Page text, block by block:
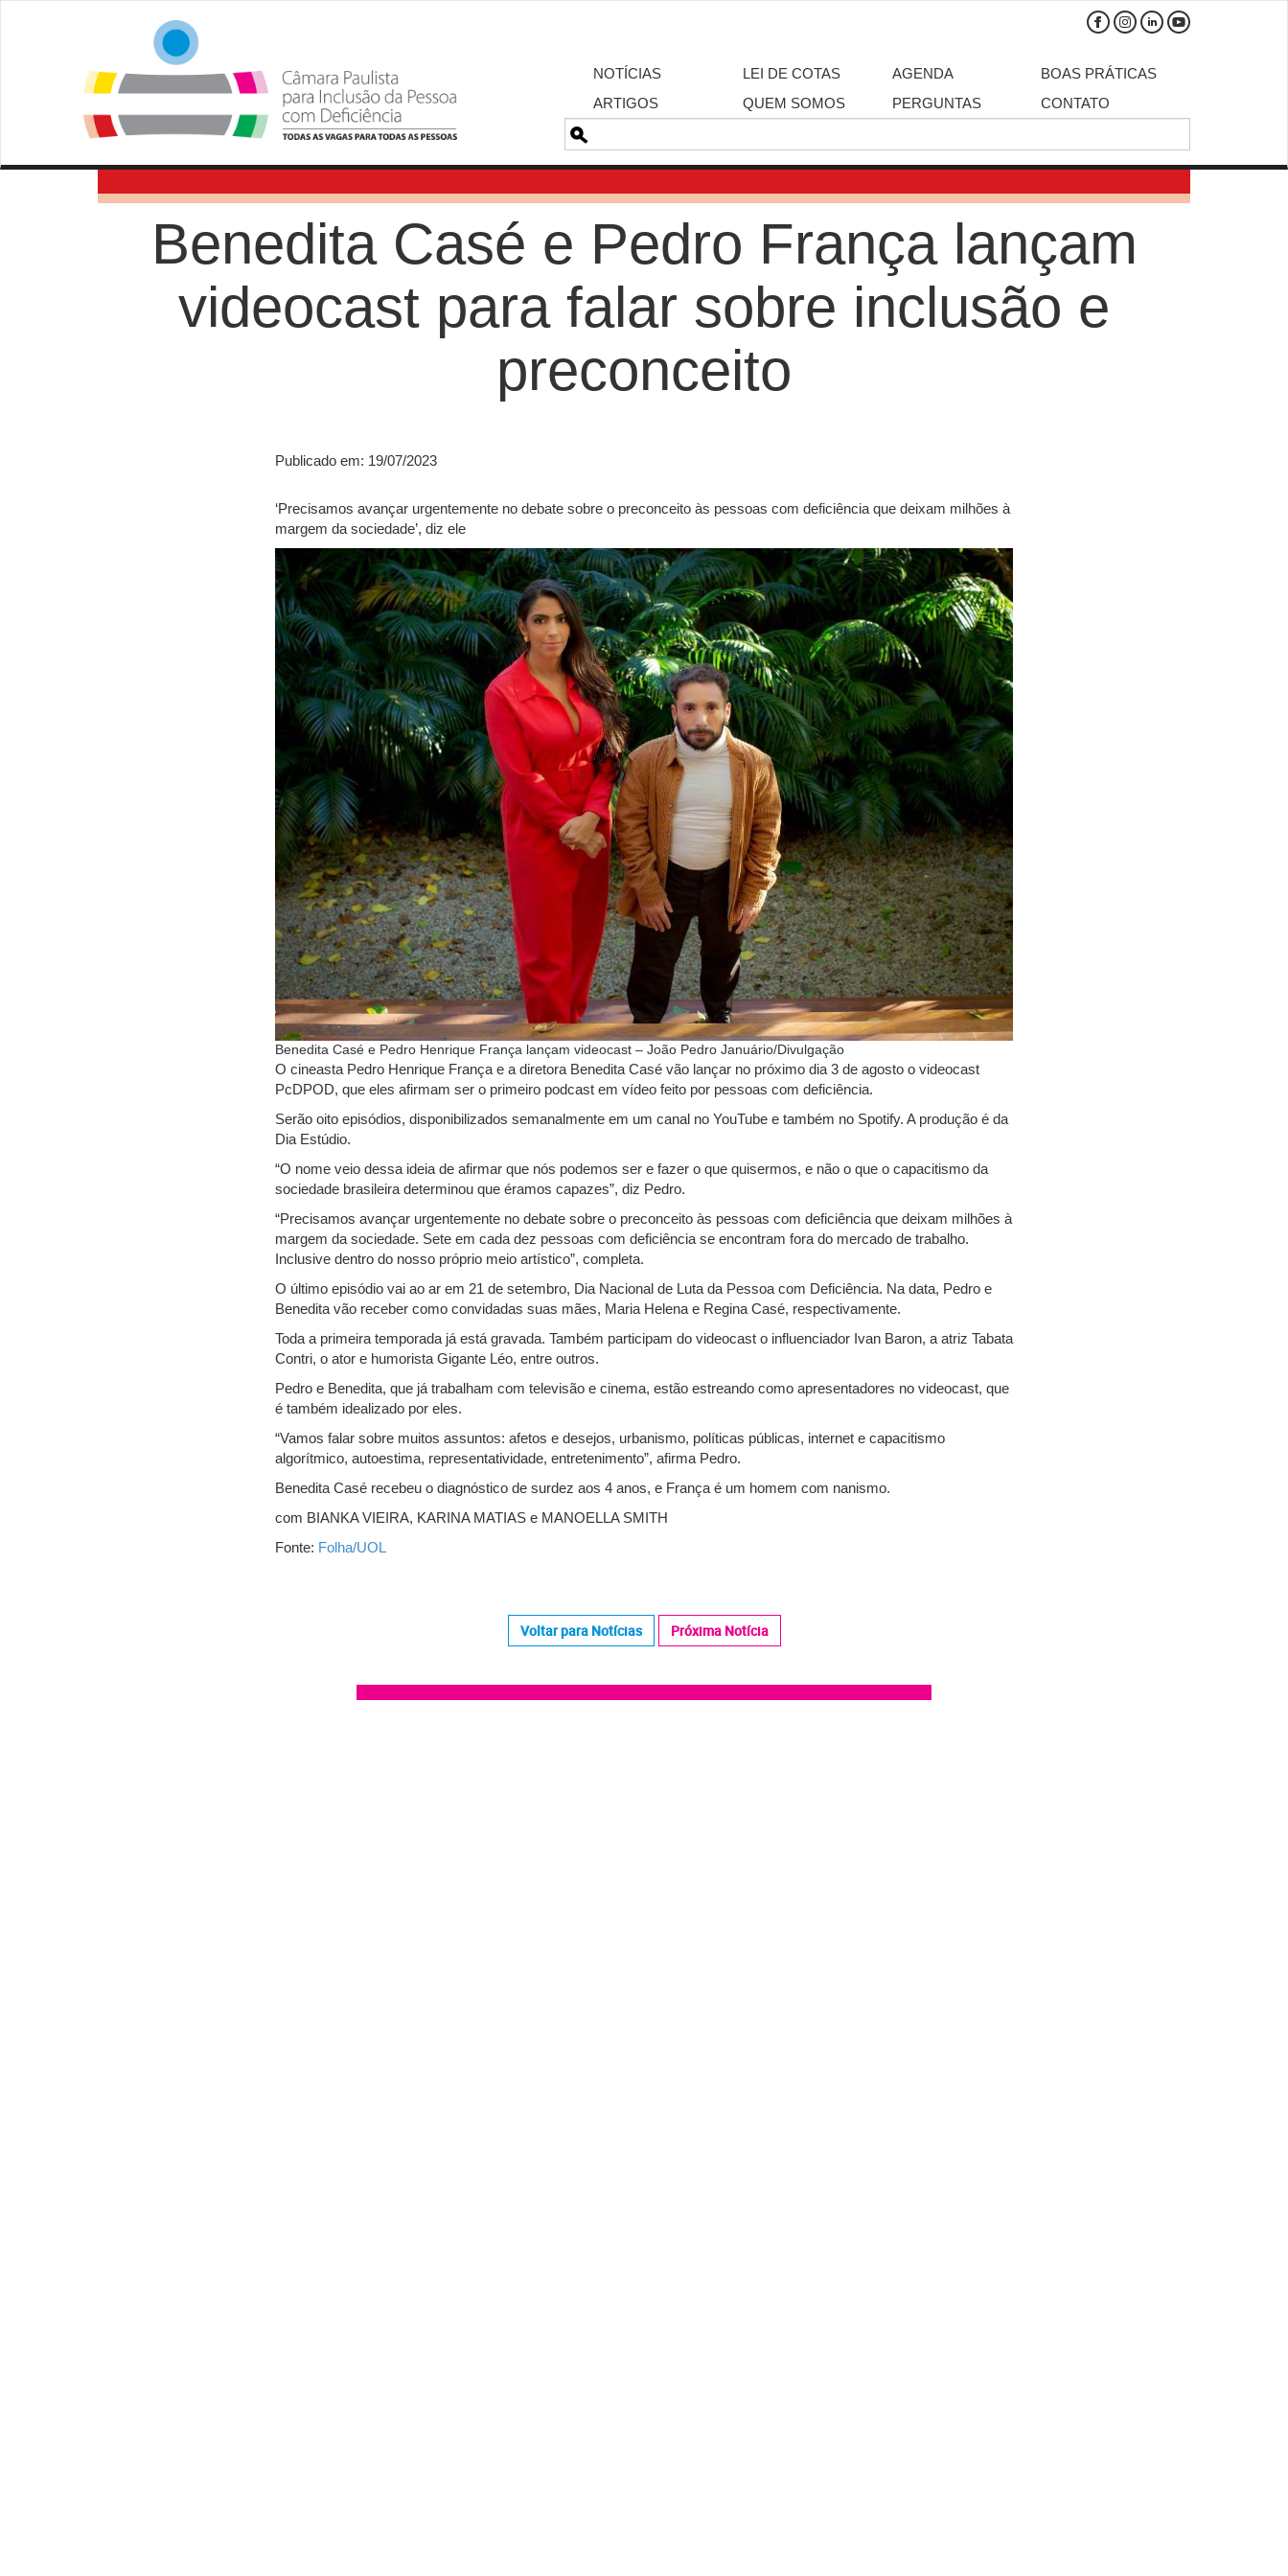
NOTÍCIAS LEI DE COTAS AGENDA
BOAS PRÁTICAS
ARTIGOS
QUEM SOMOS PERGUNTAS CONTATO
Pesquisa
Benedita Casé e Pedro França lançam
videocast para falar sobre inclusão e
preconceito
Publicado em: 19/07/2023
‘Precisamos avançar urgentemente no debate sobre o preconceito às pessoas com deficiência que deixam milhões à
margem da sociedade’, diz ele
Benedita Casé e Pedro Henrique França lançam videocast – João Pedro Januário/Divulgação
O cineasta Pedro Henrique França e a diretora Benedita Casé vão lançar no próximo dia 3 de agosto o videocast
PcDPOD, que eles afirmam ser o primeiro podcast em vídeo feito por pessoas com deficiência.
Serão oito episódios, disponibilizados semanalmente em um canal no YouTube e também no Spotify. A produção é da
Dia Estúdio.
“O nome veio dessa ideia de afirmar que nós podemos ser e fazer o que quisermos, e não o que o capacitismo da
sociedade brasileira determinou que éramos capazes”, diz Pedro.
“Precisamos avançar urgentemente no debate sobre o preconceito às pessoas com deficiência que deixam milhões à
margem da sociedade. Sete em cada dez pessoas com deficiência se encontram fora do mercado de trabalho.
Inclusive dentro do nosso próprio meio artístico”, completa.
O último episódio vai ao ar em 21 de setembro, Dia Nacional de Luta da Pessoa com Deficiência. Na data, Pedro e
Benedita vão receber como convidadas suas mães, Maria Helena e Regina Casé, respectivamente.
Toda a primeira temporada já está gravada. Também participam do videocast o influenciador Ivan Baron, a atriz Tabata
Contri, o ator e humorista Gigante Léo, entre outros.
Pedro e Benedita, que já trabalham com televisão e cinema, estão estreando como apresentadores no videocast, que
é também idealizado por eles.
“Vamos falar sobre muitos assuntos: afetos e desejos, urbanismo, políticas públicas, internet e capacitismo
algorítmico, autoestima, representatividade, entretenimento”, afirma Pedro.
Benedita Casé recebeu o diagnóstico de surdez aos 4 anos, e França é um homem com nanismo.
com BIANKA VIEIRA, KARINA MATIAS e MANOELLA SMITH
Fonte: Folha/UOL
Voltar para Notícias Próxima Notícia